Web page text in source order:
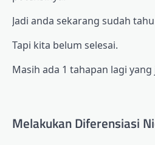
Jadi anda sekarang sudah
Tapi kita belum selesai.
Masih ada 1 tahapan lagi
Melakukan Diferensiasi